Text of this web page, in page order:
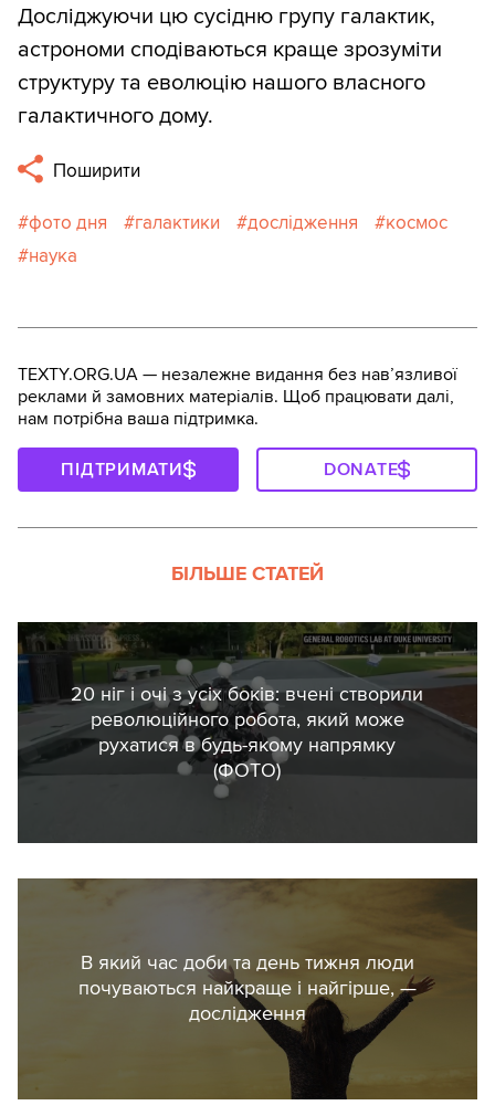
Досліджуючи цю сусідню групу галактик,
астрономи сподіваються краще зрозуміти
структуру та еволюцію нашого власного
галактичного дому.
Поширити
фото дня галактики дослідження
космос
наука
TEXTY.ORG.UA — незалежне видання без навʼязливої
реклами й замовних матеріалів. Щоб працювати далі,
нам потрібна ваша підтримка.
ПІДТРИМАТИ DONATE
БІЛЬШЕ СТАТЕЙ
20 ніг і очі з усіх боків: вчені створили
революційного робота, який може
рухатися в будь-якому напрямку
(ФОТО)
В який час доби та день тижня люди
почуваються найкраще і найгірше, —
дослідження